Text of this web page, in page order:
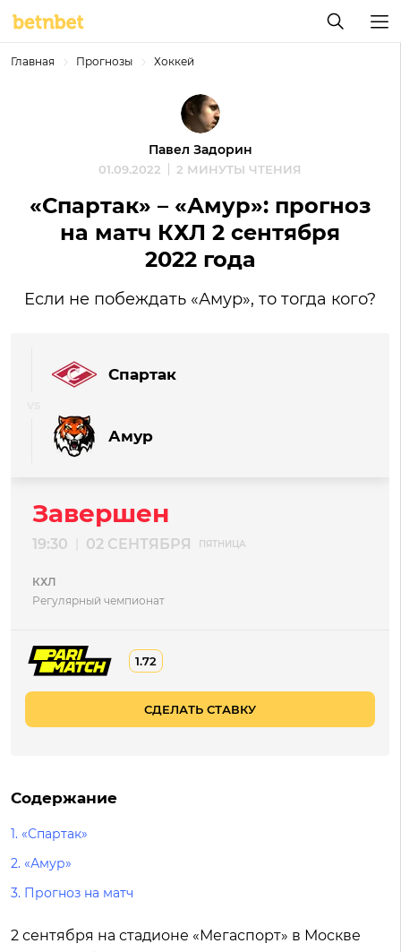
Главная Прогнозы Хоккей
Павел Задорин
01.09.2022 2 МИНУТЫ ЧТЕНИЯ
«Спартак» – «Амур»: прогноз
на матч КХЛ 2 сентября
2022 года
Если не побеждать «Амур», то тогда кого?
Спартак
Амур
Завершен
19:30 02 СЕНТЯБРЯ ПЯТНИЦА
КХЛ
Регулярный чемпионат
1.72
СДЕЛАТЬ СТАВКУ
Содержание
1. «Спартак»
2. «Амур»
3. Прогноз на матч
2 сентября на стадионе «Мегаспорт» в Москве